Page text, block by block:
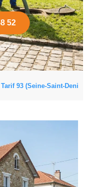
52
93 (Seine-Saint-Denis)